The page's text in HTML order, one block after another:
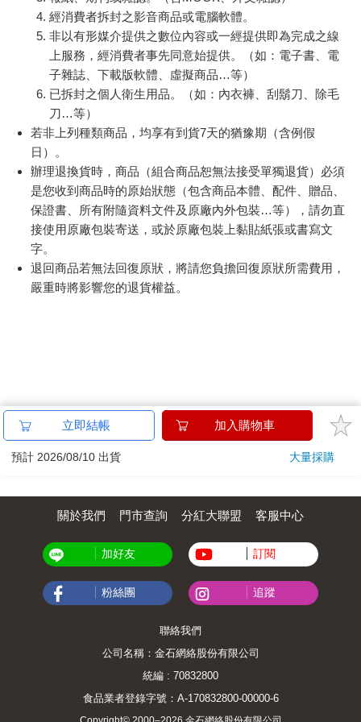
經消費者拆封之影音商品或電腦軟體。
非以有形媒介提供之數位內容或一經提供即為完成之線
上服務，經消費者事先同意始提供。（如：電子書、電
子雜誌、下載版軟體、虛擬商品…等）
已拆封之個人衛生用品。（如：內衣褲、刮鬍刀、除毛
刀…等）
若非上列種類商品，均享有到貨7天的猶豫期（含例假
日）。
辦理退換貨時，商品（組合商品恕無法接受單獨退貨）必須
是您收到商品時的原始狀態（包含商品本體、配件、贈品、
保證書、所有附隨資料文件及原廠內外包裝…等），請勿直
接使用原廠包裝寄送，或於原廠包裝上黏貼紙張或書寫文
字。
退回商品若無法回復原狀，將請您負擔回復原狀所需費用，
嚴重時將影響您的退貨權益。
立即結帳 加入購物車
預計 2026/08/10 出貨 大量採購
關於我們 門市查詢 分紅大聯盟 客服中心
加好友 訂閱
粉絲團 追蹤
聯絡我們
公司名稱：金石網絡股份有限公司
統編 : 70832800
食品業者登錄字號：A-170832800-00000-6